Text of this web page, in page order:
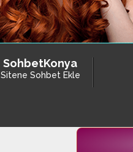
SohbetKonya
Sitene Sohbet Ekle